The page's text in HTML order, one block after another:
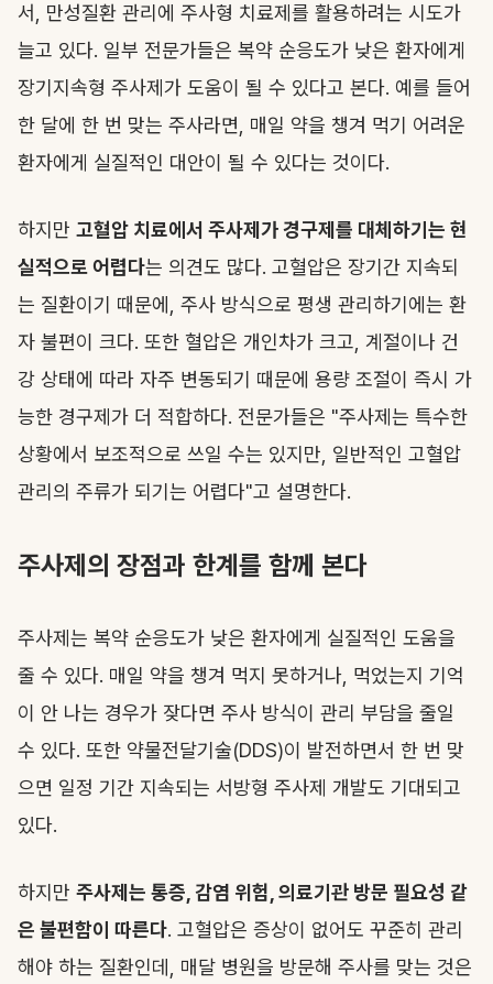
서, 만성질환 관리에 주사형 치료제를 활용하려는 시도가
늘고 있다. 일부 전문가들은 복약 순응도가 낮은 환자에게
장기지속형 주사제가 도움이 될 수 있다고 본다. 예를 들어
한 달에 한 번 맞는 주사라면, 매일 약을 챙겨 먹기 어려운
환자에게 실질적인 대안이 될 수 있다는 것이다.
하지만 고혈압 치료에서 주사제가 경구제를 대체하기는 현
실적으로 어렵다는 의견도 많다. 고혈압은 장기간 지속되
는 질환이기 때문에, 주사 방식으로 평생 관리하기에는 환
자 불편이 크다. 또한 혈압은 개인차가 크고, 계절이나 건
강 상태에 따라 자주 변동되기 때문에 용량 조절이 즉시 가
능한 경구제가 더 적합하다. 전문가들은 "주사제는 특수한
상황에서 보조적으로 쓰일 수는 있지만, 일반적인 고혈압
관리의 주류가 되기는 어렵다"고 설명한다.
주사제의 장점과 한계를 함께 본다
주사제는 복약 순응도가 낮은 환자에게 실질적인 도움을
줄 수 있다. 매일 약을 챙겨 먹지 못하거나, 먹었는지 기억
이 안 나는 경우가 잦다면 주사 방식이 관리 부담을 줄일
수 있다. 또한 약물전달기술(DDS)이 발전하면서 한 번 맞
으면 일정 기간 지속되는 서방형 주사제 개발도 기대되고
있다.
하지만 주사제는 통증, 감염 위험, 의료기관 방문 필요성 같
은 불편함이 따른다. 고혈압은 증상이 없어도 꾸준히 관리
해야 하는 질환인데, 매달 병원을 방문해 주사를 맞는 것은